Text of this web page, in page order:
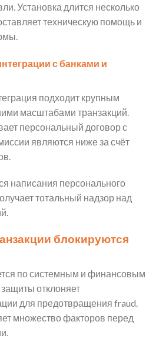
Установка длится несколько
техническую помощь и
с банками и
подходит крупным
масштабами транзакций.
персональный договор с
являются ниже за счёт
написания персонального
тотальный надзор над
блокируются
по системным и финансовым
отклоняет
для предотвращения fraud.
множество факторов перед